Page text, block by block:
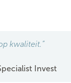
kwaliteit.”
Invest